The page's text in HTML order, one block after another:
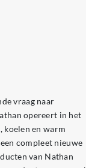
vraag naar
opereert in het
koelen en warm
compleet nieuwe
van Nathan